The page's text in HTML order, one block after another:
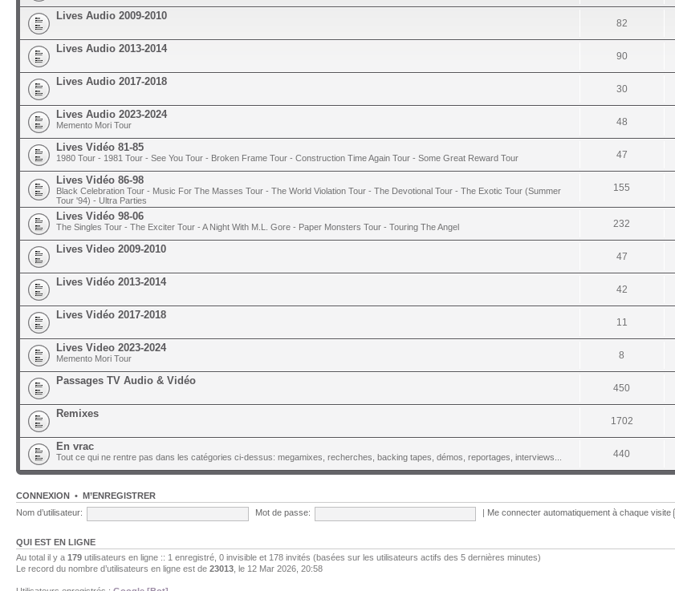
Lives Audio 2009-2010
82
Lives Audio 2013-2014
90
Lives Audio 2017-2018
30
Lives Audio 2023-2024
Memento Mori Tour 48
Lives Vidéo 81-85
1980 Tour - 1981 Tour - See You Tour - Broken Frame Tour - Construction Time Again Tour - Some Great Reward Tour 47
Lives Vidéo 86-98
Black Celebration Tour - Music For The Masses Tour - The World Violation Tour - The Devotional Tour - The Exotic Tour (Summer
Tour '94) - Ultra Parties
155
Lives Vidéo 98-06
The Singles Tour - The Exciter Tour - A Night With M.L. Gore - Paper Monsters Tour - Touring The Angel 232
Lives Video 2009-2010
47
Lives Vidéo 2013-2014
42
Lives Vidéo 2017-2018
11
Lives Video 2023-2024
Memento Mori Tour 8
Passages TV Audio & Vidéo
450
Remixes
1702
En vrac
Tout ce qui ne rentre pas dans les catégories ci-dessus: megamixes, recherches, backing tapes, démos, reportages, interviews... 440
CONNEXION • M’ENREGISTRER
Nom d’utilisateur:
Mot de passe: Me connecter automatiquement à chaque visite
QUI EST EN LIGNE
Au total il y a 179 utilisateurs en ligne :: 1 enregistré, 0 invisible et 178 invités (basées sur les utilisateurs actifs des 5 dernières minutes)
Le record du nombre d’utilisateurs en ligne est de 23013 , le 12 Mar 2026, 20:58